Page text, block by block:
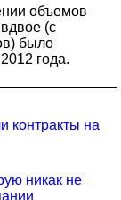
объемов
(с
было
года.
контракты на
никак не